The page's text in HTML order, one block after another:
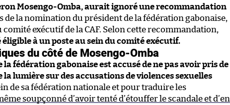
Mosengo-Omba, aurait ignoré une recommandation
de la nomination du président de la fédération gabonaise,
exécutif de la CAF. Selon cette recommandation,
à un poste au sein du comité exécutif.
du côté de Mosengo-Omba
la fédération gabonaise est accusé de ne pas avoir pris de
lumière sur des accusations de violences sexuelles
de sa fédération nationale et pour traduire les
soupçonné d’avoir tenté d’étouffer le scandale et d’en